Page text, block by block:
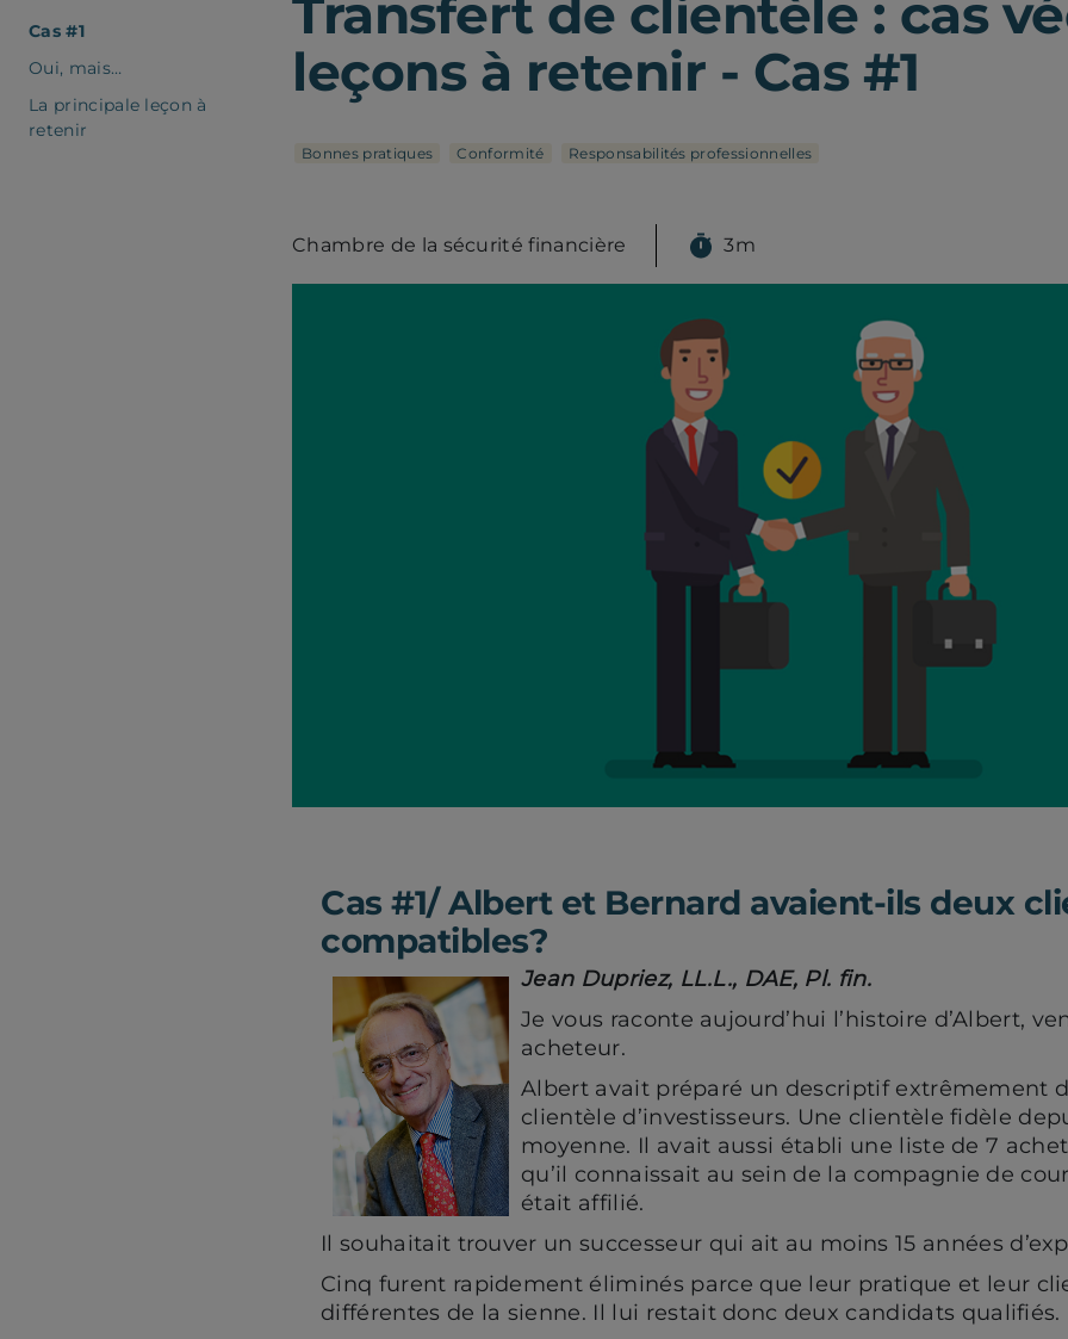
Cas #1
Oui, mais…
La principale leçon à
retenir
Transfert de clientèle : cas
leçons à retenir - Cas #1
Bonnes pratiques Conformité Responsabilités professionnelles
Chambre de la sécurité financière 3m
Cas #1/ Albert et Bernard avaient-ils deux
compatibles?
Jean Dupriez, LL.L., DAE, Pl. fin.
Je vous raconte aujourd’hui l’histoire d’Albert,
acheteur.
Albert avait préparé un descriptif extrêmement
clientèle d’investisseurs. Une clientèle fidèle
moyenne. Il avait aussi établi une liste de 7
qu’il connaissait au sein de la compagnie de
était affilié.
Il souhaitait trouver un successeur qui ait au moins 15 années
Cinq furent rapidement éliminés parce que leur pratique et leur
différentes de la sienne. Il lui restait donc deux candidats qualifiés.